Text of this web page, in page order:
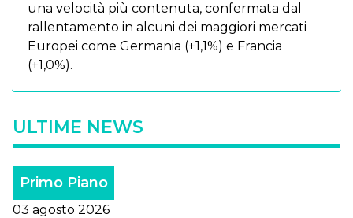
una velocità più contenuta, confermata dal
rallentamento in alcuni dei maggiori mercati
Europei come Germania (+1,1%) e Francia
(+1,0%).
ULTIME NEWS
Primo Piano
03 agosto 2026